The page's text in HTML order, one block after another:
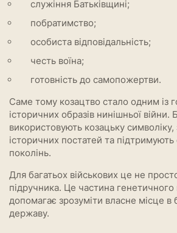
служіння Батьківщині;
побратимство;
особиста відповідальність;
честь воїна;
готовність до самопожертви.
Саме тому козацтво стало одним із
історичних образів нинішньої війни.
використовують козацьку
історичних постатей та підтримують
поколінь.
Для багатьох військових це не
підручника. Це частина генетичного
допомагає зрозуміти власне місце в
державу.